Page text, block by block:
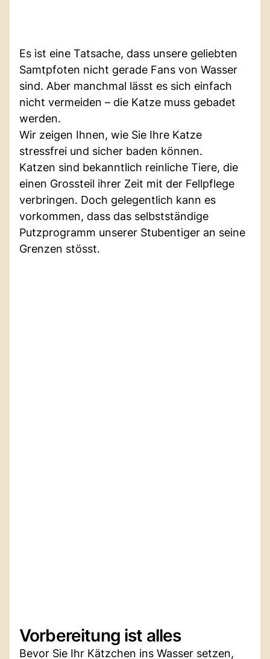
Es ist eine Tatsache, dass unsere geliebten
Samtpfoten nicht gerade Fans von Wasser
sind. Aber manchmal lässt es sich einfach
nicht vermeiden – die Katze muss gebadet
werden.
Wir zeigen Ihnen, wie Sie Ihre Katze
stressfrei und sicher baden können.
Katzen sind bekanntlich reinliche Tiere, die
einen Grossteil ihrer Zeit mit der Fellpflege
verbringen. Doch gelegentlich kann es
vorkommen, dass das selbstständige
Putzprogramm unserer Stubentiger an seine
Grenzen stösst.
Vorbereitung ist alles
Bevor Sie Ihr Kätzchen ins Wasser setzen,